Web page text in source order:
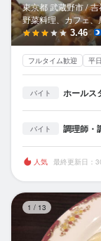
東京都 武蔵野市 / 吉
野菜料理、カフェ、
3.46
フルタイム歓迎 平
バイト ホールス
バイト 調理師・
人気 最終更新日：
1 / 13